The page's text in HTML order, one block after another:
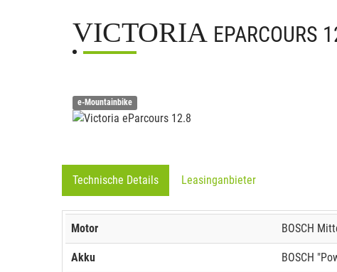
VICTORIA EPARCOURS
e-Mountainbike
Technische Details Leasinganbieter
Motor BOSCH
Akku BOSCH